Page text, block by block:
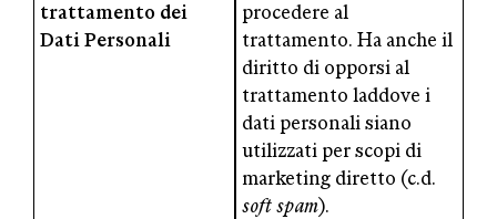
trattamento dei
Dati Personali
procedere al
trattamento. Ha anche il
diritto di opporsi al
trattamento laddove i
dati personali siano
utilizzati per scopi di
marketing diretto (c.d.
soft spam).